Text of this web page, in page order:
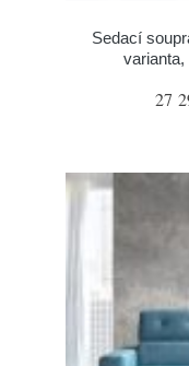
Sedací
varianta,
27